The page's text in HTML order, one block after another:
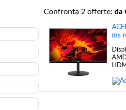
Confronta 2 offerte: da
ms